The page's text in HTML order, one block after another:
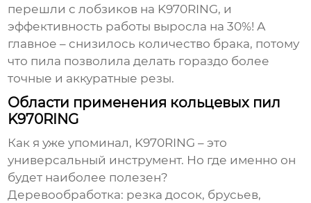
перешли с лобзиков на K970RING, и
эффективность работы выросла на 30%! А
главное – снизилось количество брака, потому
что пила позволила делать гораздо более
точные и аккуратные резы.
Области применения кольцевых пил
K970RING
Как я уже упоминал, K970RING – это
универсальный инструмент. Но где именно он
будет наиболее полезен?
Деревообработка: резка досок, брусьев,